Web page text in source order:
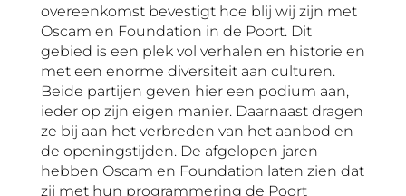
overeenkomst bevestigt hoe blij wij zijn met
Oscam en Foundation in de Poort. Dit
gebied is een plek vol verhalen en historie en
met een enorme diversiteit aan culturen.
Beide partijen geven hier een podium aan,
ieder op zijn eigen manier. Daarnaast dragen
ze bij aan het verbreden van het aanbod en
de openingstijden. De afgelopen jaren
hebben Oscam en Foundation laten zien dat
zij met hun programmering de Poort